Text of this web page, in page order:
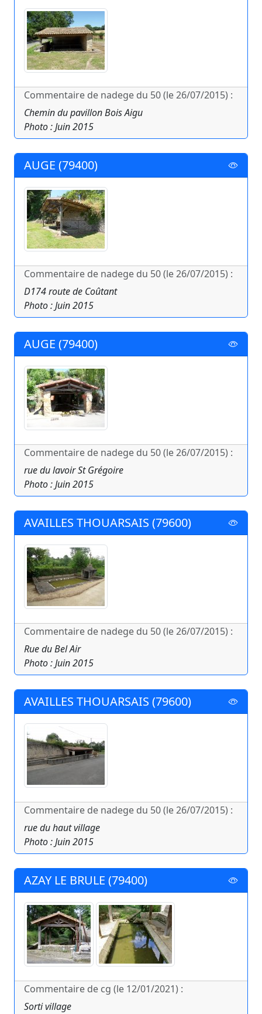
Commentaire de nadege du 50 (le 26/07/2015) :
Chemin du pavillon Bois Aigu
Photo : Juin 2015
AUGE (79400)
Commentaire de nadege du 50 (le 26/07/2015) :
D174 route de Coûtant
Photo : Juin 2015
AUGE (79400)
Commentaire de nadege du 50 (le 26/07/2015) :
rue du lavoir St Grégoire
Photo : Juin 2015
AVAILLES THOUARSAIS (79600)
Commentaire de nadege du 50 (le 26/07/2015) :
Rue du Bel Air
Photo : Juin 2015
AVAILLES THOUARSAIS (79600)
Commentaire de nadege du 50 (le 26/07/2015) :
rue du haut village
Photo : Juin 2015
AZAY LE BRULE (79400)
Commentaire de cg (le 12/01/2021) :
Sorti village